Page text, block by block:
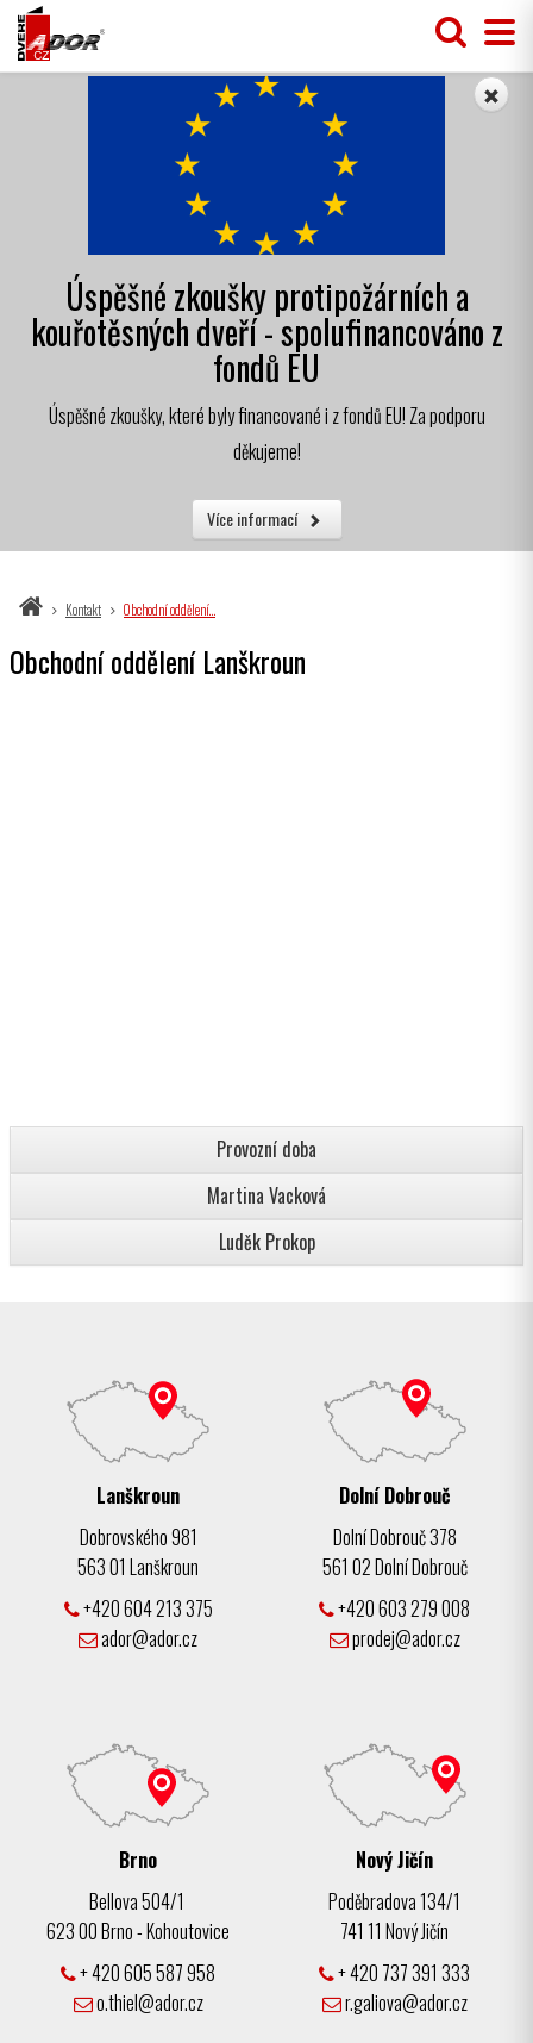
Úspěšné zkoušky protipožárních a
kouřotěsných dveří - spolufinancováno z
fondů EU
Úspěšné zkoušky, které byly financované i z fondů EU! Za podporu
děkujeme!
Více informací
Kontakt Obchodní oddělení…
Obchodní oddělení Lanškroun
Provozní doba
Martina Vacková
Luděk Prokop
Lanškroun
Dobrovského 981
563 01 Lanškroun
+420 604 213 375
ador@ador.cz
Dolní Dobrouč
Dolní Dobrouč 378
561 02 Dolní Dobrouč
+420 603 279 008
prodej@ador.cz
Brno
Bellova 504/1
623 00 Brno - Kohoutovice
+ 420 605 587 958
o.thiel@ador.cz
Nový Jičín
Poděbradova 134/1
741 11 Nový Jičín
+ 420 737 391 333
r.galiova@ador.cz